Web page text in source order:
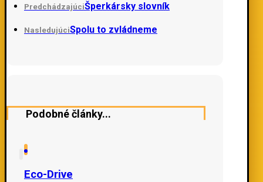
PredchádzajúciŠperkársky slovník
NasledujúciSpolu to zvládneme
Podobné články...
Eco-Drive